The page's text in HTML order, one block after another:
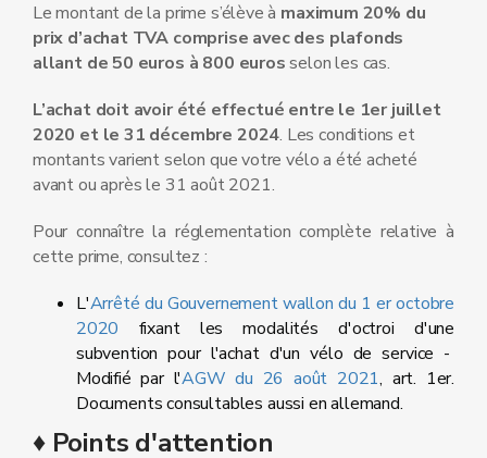
Le montant de la prime s’élève à maximum 20% du
prix d’achat TVA comprise avec des plafonds
allant de 50 euros à 800 eurosselon les cas.
L’achat doit avoir été effectué entre le 1er juillet
2020 et le 31 décembre 2024. Les conditions et
montants varient selon que votre vélo a été acheté
avant ou après le 31 août 2021.
Pour connaître la réglementation complète relative à
cette prime, consultez :
L'Arrêté du Gouvernement wallon du 1 er octobre
2020 fixant les modalités d'octroi d'une
subvention pour l'achat d'un vélo de service -
Modifié par l'AGW du 26 août 2021, art. 1er.
Documents consultables aussi en allemand.
♦ Points d'attention